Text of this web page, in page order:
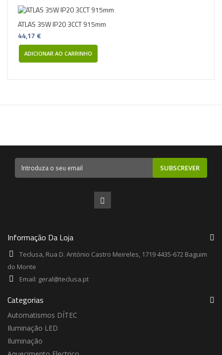
ATLAS 35W IP20 3CCT 915mm
44,17 €
ADICIONAR AO CARRINHO
SUBSCREVER
Informação Da Loja
Teclusa, Rua D. António Castro Meireles, 1719 4435-672 Baguim
do Monte
Email: geral@teclusa.pt
Categorias
Automatismos DÍTEC
Iluminação LED
Iluminação